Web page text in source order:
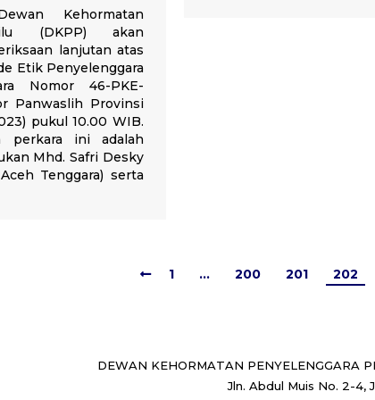
Kehormatan
(DKPP) akan
lanjutan atas
Etik Penyelenggara
Nomor 46-PKE-
Panwaslih Provinsi
pukul 10.00 WIB.
perkara ini adalah
Mhd. Safri Desky
Tenggara) serta
1 … 200 201 202
DEWAN KEHORMATAN PENYELENGGARA
Jln. Abdul Muis No. 2-4,